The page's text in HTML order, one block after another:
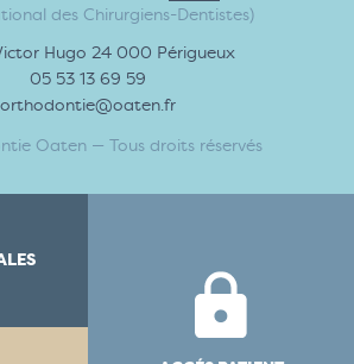
des Chirurgiens-Dentistes)
Hugo 24 000 Périgueux
05 53 13 69 59
orthodontie@oaten.fr
Oaten — Tous droits réservés